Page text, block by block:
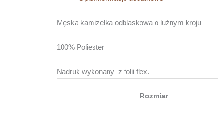
Męska kamizelka odblaskowa o luźnym kroju.
100% Poliester
Nadruk wykonany z folii flex.
Rozmiar